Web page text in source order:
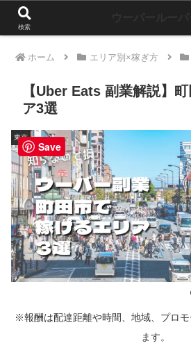
ホーム エリア別×稼ぎ方
【Uber Eats 副業解説】
ア3選
東京
※報酬は配達距離や時間、地域、プロ
ます。
検索
Save